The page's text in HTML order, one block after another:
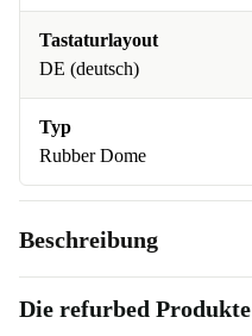
Tastaturlayout
DE (deutsch)
Typ
Rubber Dome
Beschreibung
Die refurbed Produkte